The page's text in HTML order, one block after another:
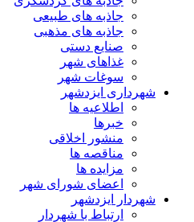
جاذبه های طبیعی
جاذبه های مذهبی
صنایع دستی
غذاهای شهر
سوغات شهر
شهرداری ایزدشهر
اطلاعیه ها
خبرها
منشور اخلاقی
مناقصه ها
مزایده ها
اعضای شورای شهر
شهردار ایزدشهر
ارتباط با شهردار